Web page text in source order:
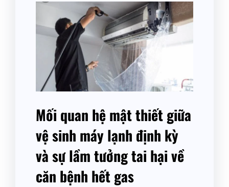
Mối quan hệ mật thiết giữa
vệ sinh máy lạnh định kỳ
và sự lầm tưởng tai hại về
căn bệnh hết gas